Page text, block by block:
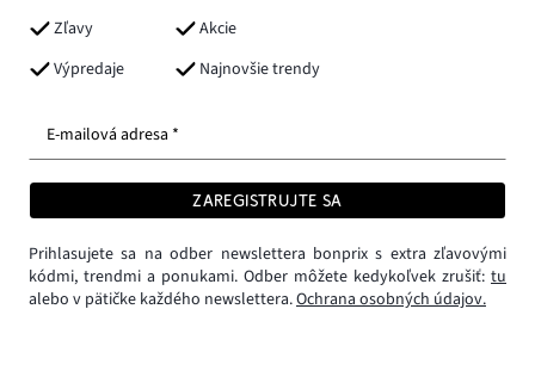
Zľavy
Akcie
Výpredaje
Najnovšie trendy
E-mailová adresa *
ZAREGISTRUJTE SA
Prihlasujete sa na odber newslettera bonprix s extra zľavovými
kódmi, trendmi a ponukami. Odber môžete kedykoľvek zrušiť: tu
alebo v pätičke každého newslettera.Ochrana osobných údajov.